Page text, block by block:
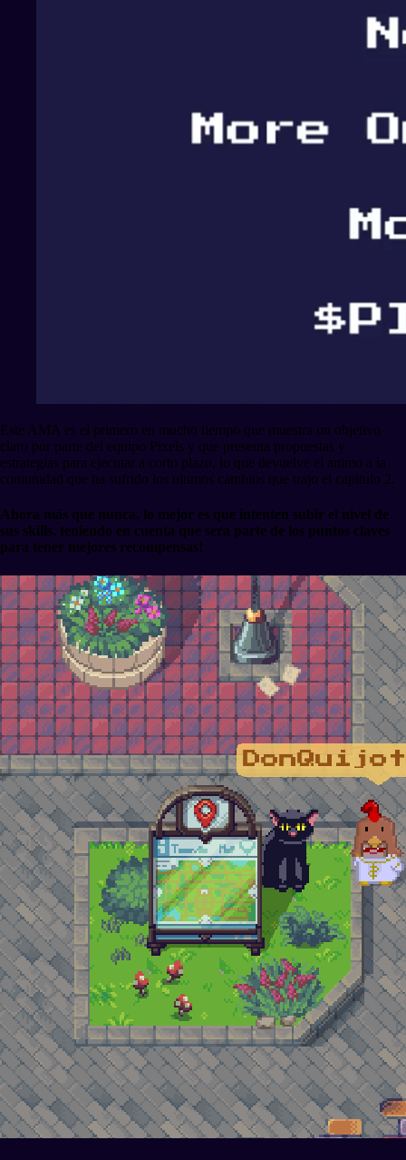
Este AMA es el primero en mucho tiempo que muestra un objetivo
claro por parte del equipo Pixels y que presenta propuestas y
estrategias para ejecutar a corto plazo, lo que devuelve el animo a la
comunidad que ha sufrido los ultimos cambios que trajo el capitulo 2.
Ahora más que nunca, lo mejor es que intenten subir el nivel de
sus skills, teniendo en cuenta que sera parte de los puntos claves
para tener mejores recompensas!